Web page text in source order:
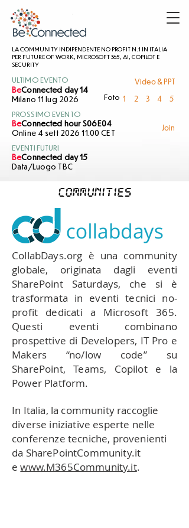
LA COMMUNITY INDIPENDENTE NO PROFIT N.1 IN ITALIA
PER FUTURE OF WORK, MICROSOFT 365, AI, COPILOT E
SECURITY
ULTIMO EVENTO
BeConnected day 14
Milano 11 lug 2026
Video & PPT
Foto 1 2 3 4 5
PROSSIMO EVENTO
BeConnected hour S06E04
Online 4 sett 2026 11.00 CET
Join
EVENTI FUTURI
BeConnected day 15
Data/Luogo TBC
Communities
CollabDays.org è una community
globale, originata dagli eventi
SharePoint Saturdays, che si è
trasformata in eventi tecnici no-
profit dedicati a Microsoft 365.
Questi eventi combinano
prospettive di Developers, IT Pro e
Makers “no/low code” su
SharePoint, Teams, Copilot e la
Power Platform.
In Italia, la community raccoglie
diverse iniziative esperte nelle
conferenze tecniche, provenienti
da SharePointCommunity.it
ewww.M365Community.it.